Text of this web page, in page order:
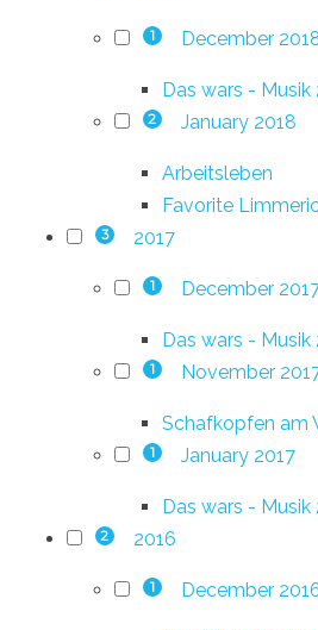
1 December
Das wars - Musik
2 January 2018
Arbeitsleben
Favorite
3 2017
1 December
Das wars - Musik
1 November
Schafkopfen am
1 January 2017
Das wars - Musik
2 2016
1 December